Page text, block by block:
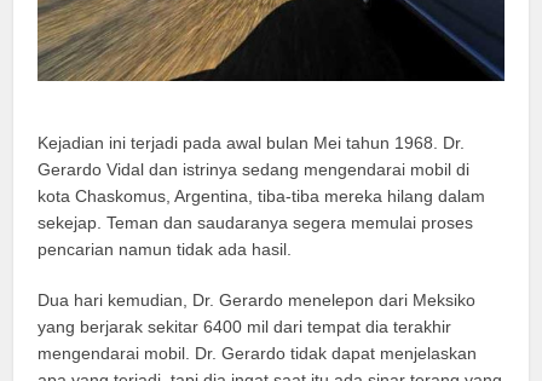
Kejadian ini terjadi pada awal bulan Mei tahun 1968. Dr.
Gerardo Vidal dan istrinya sedang mengendarai mobil di
kota Chaskomus, Argentina, tiba-tiba mereka hilang dalam
sekejap. Teman dan saudaranya segera memulai proses
pencarian namun tidak ada hasil.
Dua hari kemudian, Dr. Gerardo menelepon dari Meksiko
yang berjarak sekitar 6400 mil dari tempat dia terakhir
mengendarai mobil. Dr. Gerardo tidak dapat menjelaskan